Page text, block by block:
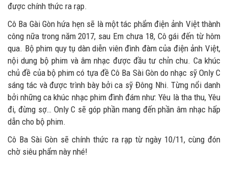
được chính thức ra rạp.
Cô Ba Gài Gòn hứa hẹn sẽ là một tác phẩm điện ảnh Việt thành
công nữa trong năm 2017, sau Em chưa 18, Cô gái đến từ hôm
qua. Bộ phim quy tụ dàn diễn viên đình đàm của điện ảnh Việt,
nội dung bộ phim và âm nhạc được đầu tư chỉn chu. Ca khúc
chủ đề của bộ phim có tựa đề Cô Ba Sài Gòn do nhạc sỹ Only C
sáng tác và được trình bày bởi ca sỹ Đông Nhi. Từng nổi danh
bởi những ca khúc nhạc phim đình đám như: Yêu là tha thu, Yêu
đi, đừng sợ… Only C sẽ góp phần mang đến phần âm nhạc hấp
dẫn cho bộ phim.
Cô Ba Sài Gòn sẽ chính thức ra rạp từ ngày 10/11, cùng đón
chờ siêu phẩm này nhé!